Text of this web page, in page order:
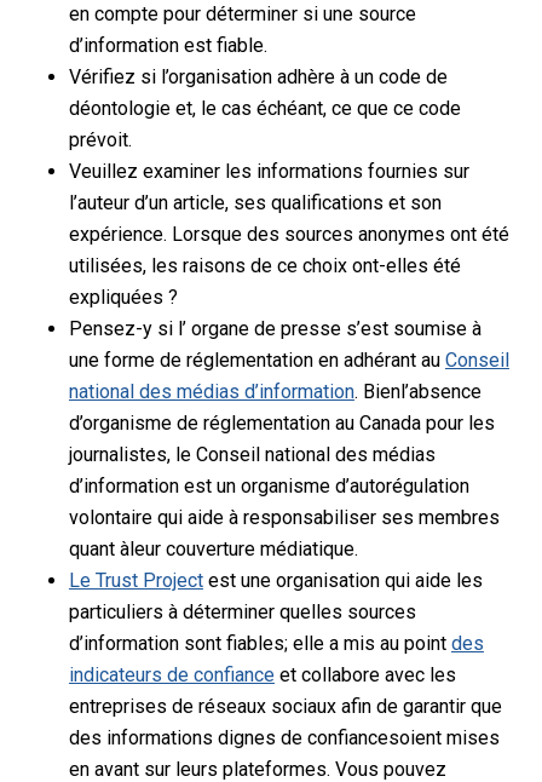
en compte pour déterminer si une source
d’information est fiable.
Vérifiez si l’organisation adhère à un code de
déontologie et, le cas échéant, ce que ce code
prévoit.
Veuillez examiner les informations fournies sur
l’auteur d’un article, ses qualifications et son
expérience. Lorsque des sources anonymes ont été
utilisées, les raisons de ce choix ont-elles été
expliquées ?
Pensez-y si l’ organe de presse s’est soumise à
une forme de réglementation en adhérant au Conseil
national des médias d’information. Bienl’absence
d’organisme de réglementation au Canada pour les
journalistes, le Conseil national des médias
d’information est un organisme d’autorégulation
volontaire qui aide à responsabiliser ses membres
quant àleur couverture médiatique.
Le Trust Projectest une organisation qui aide les
particuliers à déterminer quelles sources
d’information sont fiables; elle a mis au point des
indicateurs de confianceet collabore avec les
entreprises de réseaux sociaux afin de garantir que
des informations dignes de confiancesoient mises
en avant sur leurs plateformes. Vous pouvez